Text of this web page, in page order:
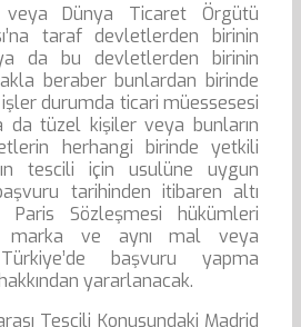
veya Dünya Ticaret Örgütü
taraf devletlerden birinin
da bu devletlerden birinin
beraber bunlardan birinde
durumda ticari müessesesi
da tüzel kişiler veya bunların
herhangi birinde yetkili
tescili için usulüne uygun
tarihinden itibaren altı
Paris Sözleşmesi hükümleri
marka ve aynı mal veya
başvuru yapma
yararlanacak.
Tescili Konusundaki Madrid